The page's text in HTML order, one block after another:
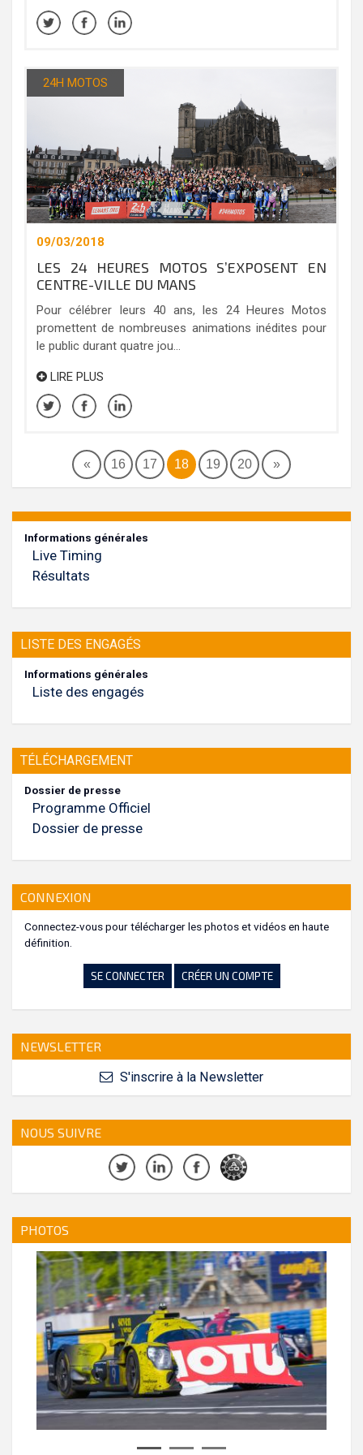
24H MOTOS
09/03/2018
LES 24 HEURES MOTOS S’EXPOSENT EN
CENTRE-VILLE DU MANS
Pour célébrer leurs 40 ans, les 24 Heures Motos
promettent de nombreuses animations inédites pour
le public durant quatre jou...
LIRE PLUS
« 16 17 18 19 20 »
Informations générales
Live Timing
Résultats
LISTE DES ENGAGÉS
Informations générales
Liste des engagés
TÉLÉCHARGEMENT
Dossier de presse
Programme Officiel
Dossier de presse
CONNEXION
Connectez-vous pour télécharger les photos et vidéos en haute
définition.
SE CONNECTER CRÉER UN COMPTE
NEWSLETTER
S'inscrire à la Newsletter
NOUS SUIVRE
PHOTOS